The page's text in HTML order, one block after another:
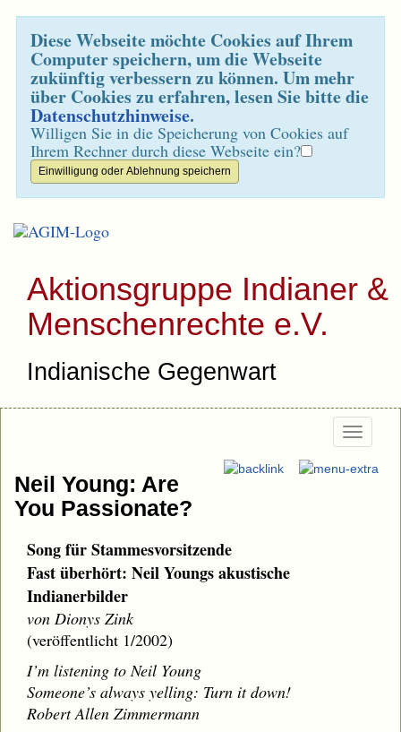
Diese Webseite möchte Cookies auf Ihrem
Computer speichern, um die Webseite
zukünftig verbessern zu können. Um mehr
über Cookies zu erfahren, lesen Sie bitte die
Datenschutzhinweise.
Willigen Sie in die Speicherung von Cookies auf
Ihrem Rechner durch diese Webseite ein?
Aktionsgruppe Indianer &
Menschenrechte e.V.
Indianische Gegenwart
Neil Young: Are
You Passionate?
Song für Stammesvorsitzende
Fast überhört: Neil Youngs akustische
Indianerbilder
von Dionys Zink
(veröffentlicht 1/2002)
I’m listening to Neil Young
Someone’s always yelling: Turn it down!
Robert Allen Zimmermann